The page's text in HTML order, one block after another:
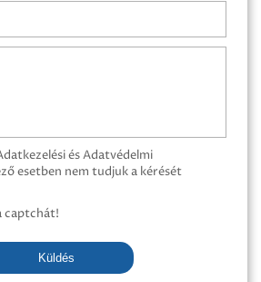
és Adatvédelmi
esetben nem tudjuk a kérését
captchát!
Küldés